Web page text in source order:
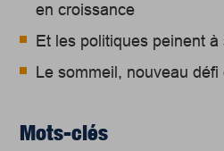
en croissance
Et les politiques peinent à
Le sommeil, nouveau
Mots-clés